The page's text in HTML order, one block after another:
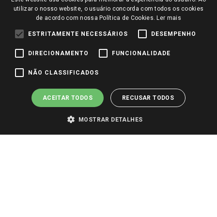
Perguntas frequentes
Identidade Visual
Redes Sociais
Pagamento e Segurança
utilizar o nosso website, o usuário concorda com todos os cookies
de acordo com nossa Política de Cookies. Ler mais
ESTRITAMENTE NECESSÁRIOS DESEMPENHO
DIRECIONAMENTO FUNCIONALIDADE
NÃO CLASSIFICADOS
ACEITAR TODOS RECUSAR TODOS
MOSTRAR DETALHES